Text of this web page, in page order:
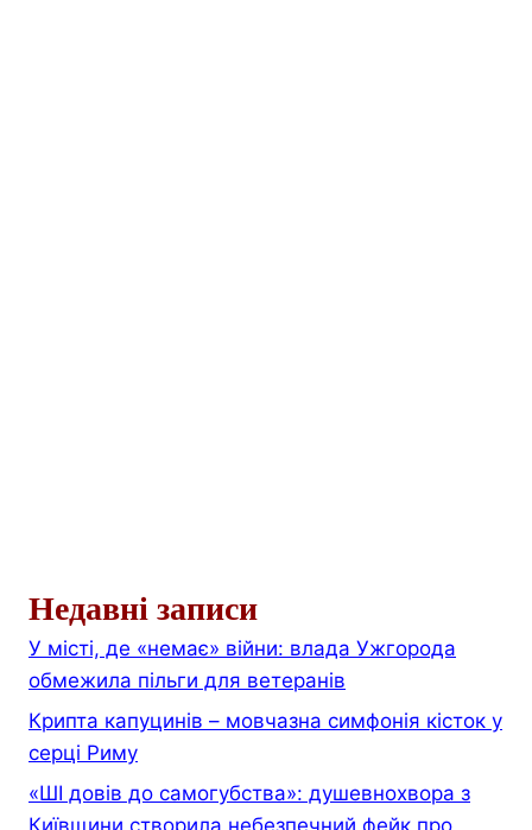
Недавні записи
У місті, де «немає» війни: влада Ужгорода
обмежила пільги для ветеранів
Крипта капуцинів – мовчазна симфонія кісток у
серці Риму
«ШІ довів до самогубства»: душевнохвора з
Київщини створила небезпечний фейк про